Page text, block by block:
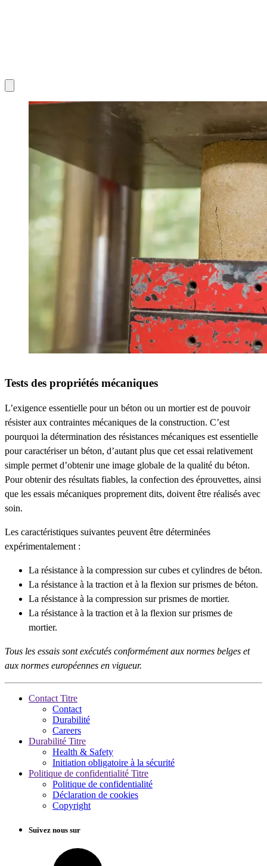
Tests des propriétés mécaniques
L’exigence essentielle pour un béton ou un mortier est de pouvoir
résister aux contraintes mécaniques de la construction. C’est
pourquoi la détermination des résistances mécaniques est essentielle
pour caractériser un béton, d’autant plus que cet essai relativement
simple permet d’obtenir une image globale de la qualité du béton.
Pour obtenir des résultats fiables, la confection des éprouvettes, ainsi
que les essais mécaniques proprement dits, doivent être réalisés avec
soin.
Les caractéristiques suivantes peuvent être déterminées
expérimentalement :
La résistance à la compression sur cubes et cylindres de béton.
La résistance à la traction et à la flexion sur prismes de béton.
La résistance à la compression sur prismes de mortier.
La résistance à la traction et à la flexion sur prismes de
mortier.
Tous les essais sont exécutés conformément aux normes belges et
aux normes européennes en vigueur.
Contact Titre
Contact
Durabilité
Careers
Durabilité Titre
Health & Safety
Initiation obligatoire à la sécurité
Politique de confidentialité Titre
Politique de confidentialité
Déclaration de cookies
Copyright
Suivez nous sur